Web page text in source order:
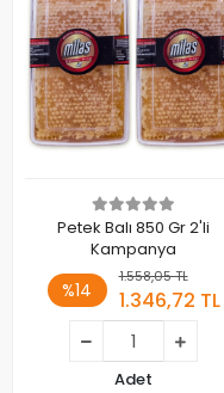
Petek Balı 850 Gr 2'li
Kampanya
%14
1.558,05 TL
1.346,72 TL
Adet